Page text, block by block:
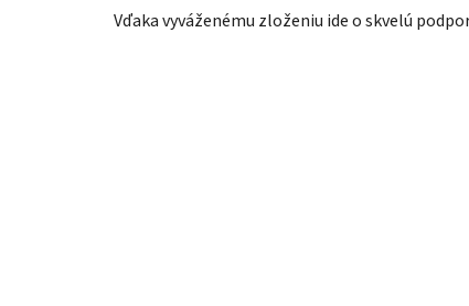
Vďaka vyváženému zloženiu ide o skvelú